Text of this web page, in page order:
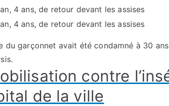
du garçonnet avait été condamné à 30
contre
de la ville